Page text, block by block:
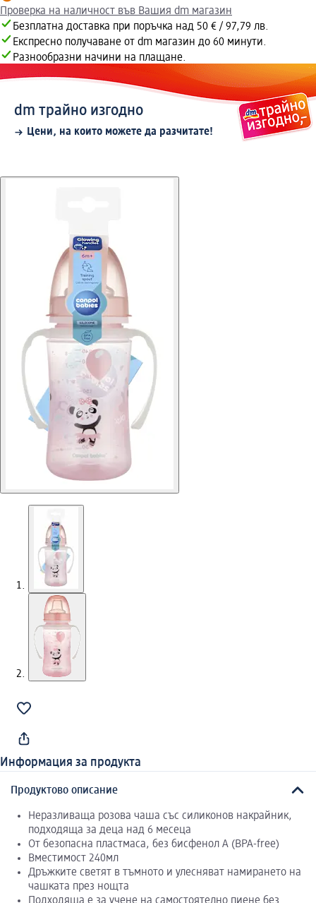
Проверка на наличност във Вашия dm магазин
Безплатна доставка при поръчка над 50 € / 97,79 лв.
Експресно получаване от dm магазин до 60 минути.
Разнообразни начини на плащане.
dm трайно изгодно
Цени, на които можете да разчитате!
Информация за продукта
Продуктово описание
Неразливаща розова чаша със силиконов накрайник,
подходяща за деца над 6 месеца
От безопасна пластмаса, без бисфенол A (BPA-free)
Вместимост 240мл
Дръжките светят в тъмното и улесняват намирането на
чашката през нощта